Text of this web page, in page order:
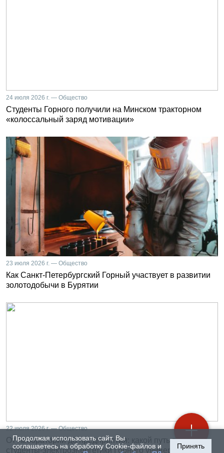
Продолжая использовать сайт, Вы
соглашаетесь на обработку Cookie-файлов и
Принять
24 июля 2026 г. — Общество
Студенты Горного получили на Минском тракторном
«колоссальный заряд мотивации»
23 июля 2026 г. — Общество
Как Санкт-Петербургский Горный участвует в развитии
золотодобычи в Бурятии
22 июля 2026 г. — Общество
От лаборатории до предприятия: какой путь проходят
студенты-электроэнергетики Горного университета